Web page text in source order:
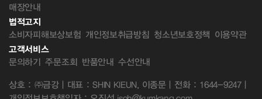
매장안내
법적고지
소비자피해보상보험 개인정보취급방침 청소년보호정책 이용약관
고객서비스
문의하기 주문조회 반품안내 수선안내
상호 : ㈜금강 | 대표 : SHIN KIEUN, 이종문 | 전화 : 1644-9247 |